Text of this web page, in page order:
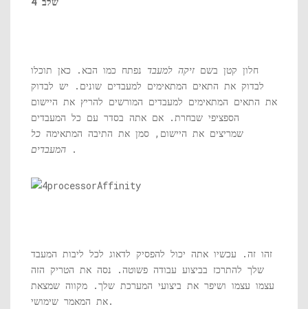
חלון קטן בשם זיקה למעבד נפתח כמו הבא. כאן תוכלו
לבדוק את התאים המתאימים למעבדים שונים. יש לבדוק
את התאים המתאימים למעבדים המורשים להריץ את היישום
הספציפי שבחרת. אם אתה בסדר עם כל המעבדים
שמריצים את היישום, סמן את התיבה המתאימה כל
המעבדים .
זהו זה. עכשיו אתה יכול להפסיק לדאוג לכל ליבות המעבד
שלך להתרכז בביצוע עבודה פשוטה. נסה את הטריק הזה
עצמו עצמו ושיפר את ביצועי המערכת שלך. מקווה שמצאת
את המאמר שימושי.